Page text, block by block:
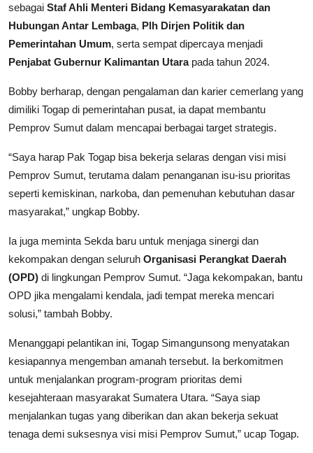
sebagai Staf Ahli Menteri Bidang Kemasyarakatan dan
Hubungan Antar Lembaga, Plh Dirjen Politik dan
Pemerintahan Umum, serta sempat dipercaya menjadi
Penjabat Gubernur Kalimantan Utarapada tahun 2024.
Bobby berharap, dengan pengalaman dan karier cemerlang yang
dimiliki Togap di pemerintahan pusat, ia dapat membantu
Pemprov Sumut dalam mencapai berbagai target strategis.
“Saya harap Pak Togap bisa bekerja selaras dengan visi misi
Pemprov Sumut, terutama dalam penanganan isu-isu prioritas
seperti kemiskinan, narkoba, dan pemenuhan kebutuhan dasar
masyarakat,” ungkap Bobby.
Ia juga meminta Sekda baru untuk menjaga sinergi dan
kekompakan dengan seluruh Organisasi Perangkat Daerah
(OPD) di lingkungan Pemprov Sumut. “Jaga kekompakan, bantu
OPD jika mengalami kendala, jadi tempat mereka mencari
solusi,” tambah Bobby.
Menanggapi pelantikan ini, Togap Simangunsong menyatakan
kesiapannya mengemban amanah tersebut. Ia berkomitmen
untuk menjalankan program-program prioritas demi
kesejahteraan masyarakat Sumatera Utara. “Saya siap
menjalankan tugas yang diberikan dan akan bekerja sekuat
tenaga demi suksesnya visi misi Pemprov Sumut,” ucap Togap.